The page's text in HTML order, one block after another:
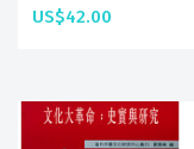
US$42.00